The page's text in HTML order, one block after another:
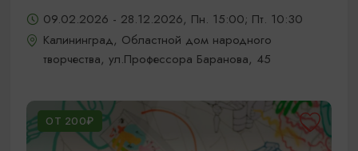
09.02.2026 - 28.12.2026, Пн. 15:00; Пт. 10:30
Калининград, Областной дом народного
творчества, ул.Профессора Баранова, 45
ОТ 200₽